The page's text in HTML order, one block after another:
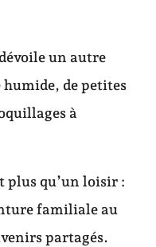
un autre
de petites
à
plus qu’un loisir :
familiale au
partagés.